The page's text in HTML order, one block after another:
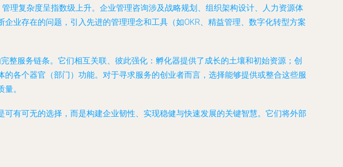
理复杂度呈指数级上升。企业管理咨询涉及战略规划、组织架构设计、人力资源体
业存在的问题，引入先进的管理理念和工具（如OKR、精益管理、数字化转型方案
整服务链条。它们相互关联、彼此强化：孵化器提供了成长的土壤和初始资源；创
各个器官（部门）功能。对于寻求服务的创业者而言，选择能够提供或整合这些服
。
有可无的选择，而是构建企业韧性、实现稳健与快速发展的关键智慧。它们将外部